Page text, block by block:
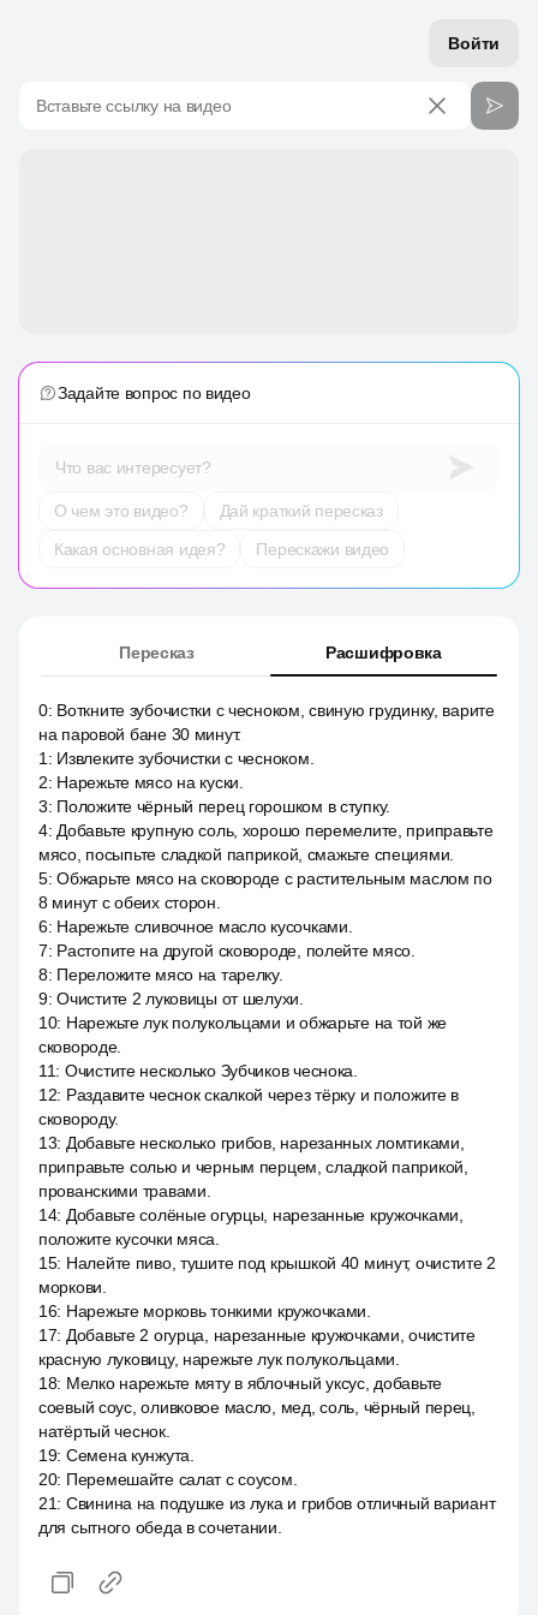
Войти
Вставьте ссылку на видео
Задайте вопрос по видео
Что вас интересует?
О чем это видео?
Дай краткий пересказ
Какая основная идея?
Перескажи видео
Пересказ Расшифровка
0: Воткните зубочистки с чесноком, свиную грудинку, варите
на паровой бане 30 минут.
1 : Извлеките зубочистки с чесноком.
2: Нарежьте мясо на куски.
3: Положите чёрный перец горошком в ступку.
4: Добавьте крупную соль, хорошо перемелите, приправьте
мясо, посыпьте сладкой паприкой, смажьте специями.
5:Обжарьте мясо на сковороде с растительным маслом по
8 минут с обеих сторон.
6: Нарежьте сливочное масло кусочками.
7: Растопите на другой сковороде, полейте мясо.
8: Переложите мясо на тарелку.
9:Очистите 2 луковицы от шелухи.
10: Нарежьте лук полукольцами и обжарьте на той же
сковороде.
11: Очистите несколько Зубчиков чеснока.
12: Раздавите чеснок скалкой через тёрку и положите в
сковороду.
13: Добавьте несколько грибов, нарезанных ломтиками,
приправьте солью и черным перцем, сладкой паприкой,
прованскими травами.
14: Добавьте солёные огурцы, нарезанные кружочками,
положите кусочки мяса.
15: Налейте пиво, тушите под крышкой 40 минут, очистите 2
моркови.
16: Нарежьте морковь тонкими кружочками.
17: Добавьте 2 огурца, нарезанные кружочками, очистите
красную луковицу, нарежьте лук полукольцами.
18: Мелко нарежьте мяту в яблочный уксус, добавьте
соевый соус, оливковое масло, мед, соль, чёрный перец,
натёртый чеснок.
19: Семена кунжута.
20: Перемешайте салат с соусом.
21: Свинина на подушке из лука и грибов отличный вариант
для сытного обеда в сочетании.